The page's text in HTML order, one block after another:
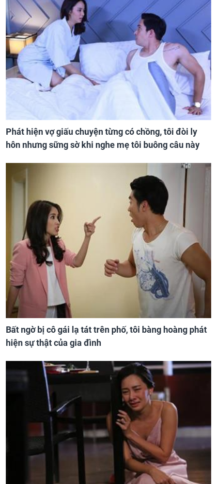
Phát hiện vợ giấu chuyện từng có chồng, tôi đòi ly
hôn nhưng sững sờ khi nghe mẹ tôi buông câu này
Bất ngờ bị cô gái lạ tát trên phố, tôi bàng hoàng phát
hiện sự thật của gia đình